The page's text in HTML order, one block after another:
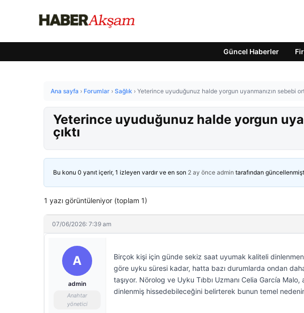
Güncel Haberler
Ana sayfa › Forumlar › Sağlık › Yeterince uyuduğunuz halde yorgun uyanmanızın sebebi
Yeterince uyuduğunuz halde yorgun
çıktı
Bu konu 0 yanıt içerir, 1 izleyen vardır ve en son 2 ay önce admin tarafından
1 yazı görüntüleniyor (toplam 1)
07/06/2026: 7:39 am
A
admin
Anahtar
yönetici
Birçok kişi için günde sekiz saat uyumak kaliteli
göre uyku süresi kadar, hatta bazı durumlarda ondan
taşıyor. Nörolog ve Uyku Tıbbı Uzmanı Celia García
dinlenmiş hissedebileceğini belirterek bunun temel